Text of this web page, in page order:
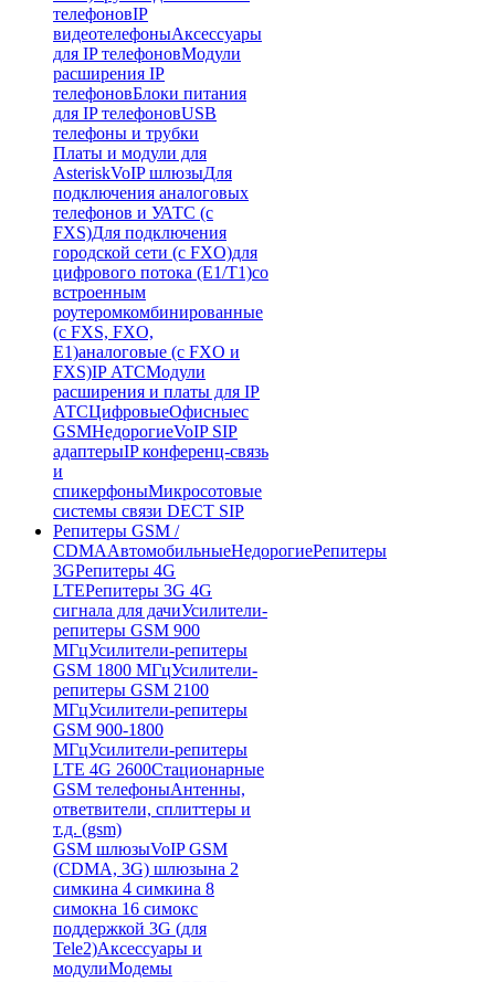
телефоновIP
видеотелефоныАксессуары
для IP телефоновМодули
расширения IP
телефоновБлоки питания
для IP телефоновUSB
телефоны и трубки
Платы и модули для
AsteriskVoIP шлюзыДля
подключения аналоговых
телефонов и УАТС (с
FXS)Для подключения
городской сети (с FXO)для
цифрового потока (E1/T1)со
встроенным
роутеромкомбинированные
(c FXS, FXO,
E1)аналоговые (с FXO и
FXS)IP АТСМодули
расширения и платы для IP
АТСЦифровыеОфисныес
GSMНедорогиеVoIP SIP
адаптерыIP конференц-связь
и
спикерфоныМикросотовые
системы связи DECT SIP
Репитеры GSM /
CDMAАвтомобильныеНедорогиеРепитеры
3GРепитеры 4G
LTEРепитеры 3G 4G
сигнала для дачиУсилители-
репитеры GSM 900
МГцУсилители-репитеры
GSM 1800 МГцУсилители-
репитеры GSM 2100
МГцУсилители-репитеры
GSM 900-1800
МГцУсилители-репитеры
LTE 4G 2600Стационарные
GSM телефоныАнтенны,
ответвители, сплиттеры и
т.д. (gsm)
GSM шлюзыVoIP GSM
(CDMA, 3G) шлюзына 2
симкина 4 симкина 8
симокна 16 симокс
поддержкой 3G (для
Tele2)Аксессуары и
модулиМодемы